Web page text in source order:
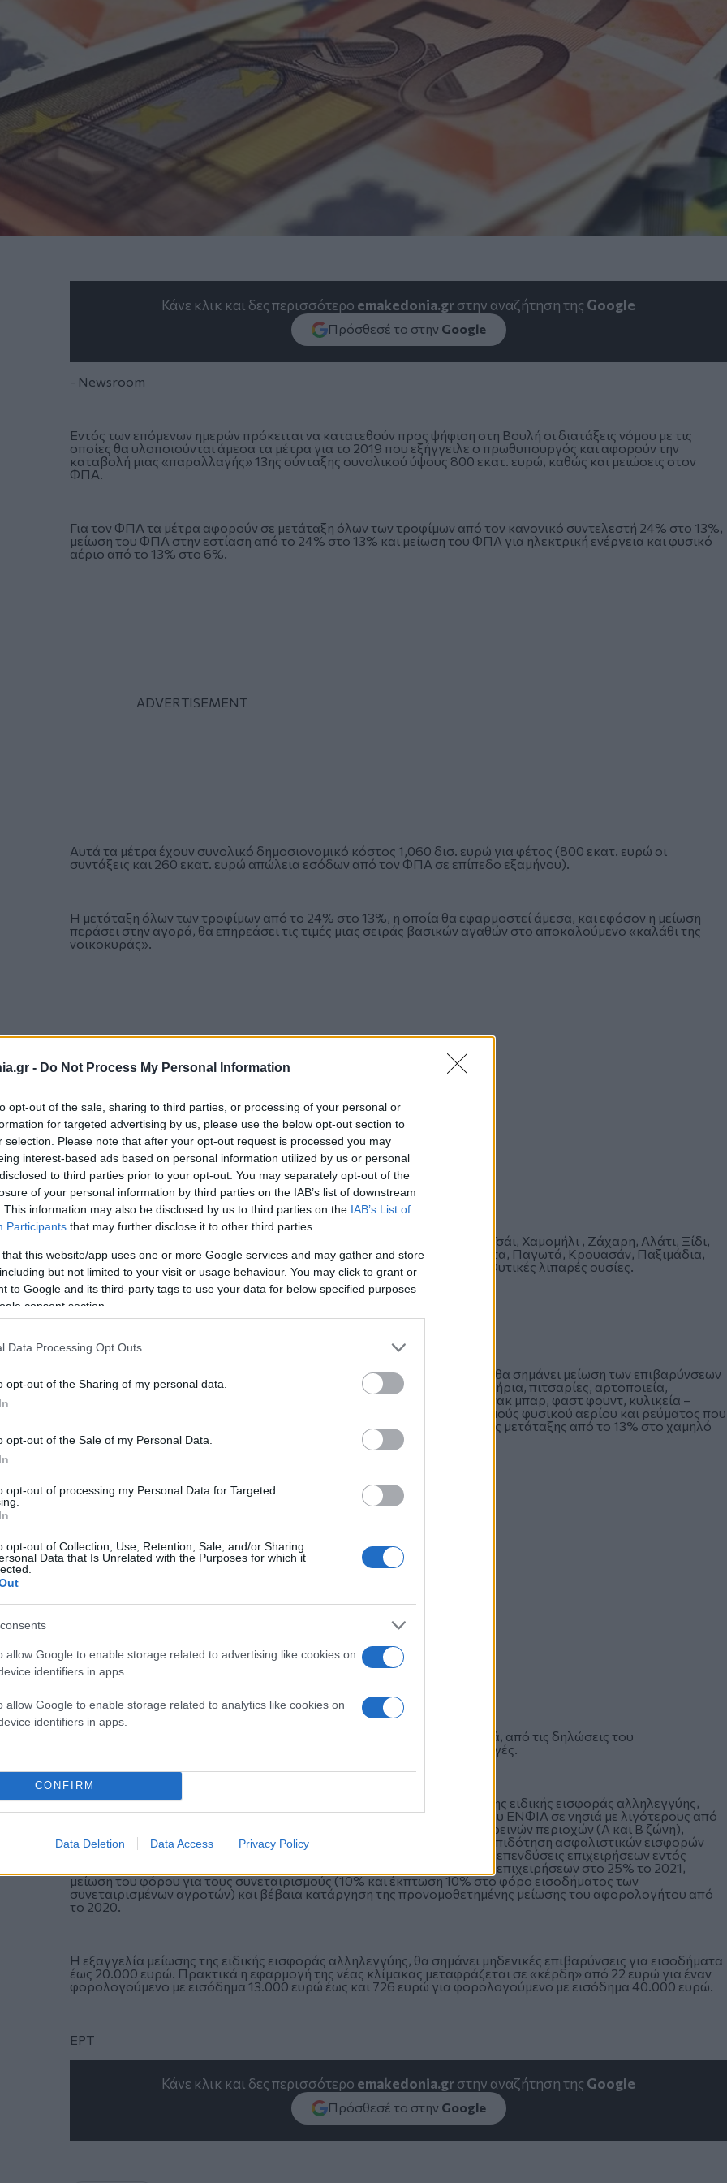
- Do Not Process My Personal Information
opt-out of the sale, sharing to third parties, or processing of your personal or
for targeted advertising by us, please use the below opt-out section to
selection. Please note that after your opt-out request is processed you may
interest-based ads based on personal information utilized by us or personal
to third parties prior to your opt-out. You may separately opt-out of the
of your personal information by third parties on the IAB’s list of downstream
This information may also be disclosed by us to third parties on the IAB’s List of
Participants that may further disclose it to other third parties.
that this website/app uses one or more Google services and may gather and store
but not limited to your visit or usage behaviour. You may click to grant or
to Google and its third-party tags to use your data for below specified purposes
consent section.
Data Processing Opt Outs
opt-out of the Sharing of my personal data.
opt-out of the Sale of my Personal Data.
opt-out of processing my Personal Data for Targeted
opt-out of Collection, Use, Retention, Sale, and/or Sharing
Data that Is Unrelated with the Purposes for which it
allow Google to enable storage related to advertising like cookies on
identifiers in apps.
allow Google to enable storage related to analytics like cookies on
identifiers in apps.
CONFIRM
Data Deletion Data Access Privacy Policy
Κάνε κλικ και δες περισσότερο emakedonia.grστην αναζήτηση της Google
Πρόσθεσέ το στην Google
- Newsroom
Εντός των επόμενων ημερών πρόκειται να κατατεθούν προς ψήφιση στη Βουλή οι διατάξεις νόμου με τις
οποίες θα υλοποιούνται άμεσα τα μέτρα για το 2019 που εξήγγειλε ο πρωθυπουργός και αφορούν την
καταβολή μιας «παραλλαγής» 13ης σύνταξης συνολικού ύψους 800 εκατ. ευρώ, καθώς και μειώσεις στον
ΦΠΑ.
Για τον ΦΠΑ τα μέτρα αφορούν σε μετάταξη όλων των τροφίμων από τον κανονικό συντελεστή 24% στο 13%,
μείωση του ΦΠΑ στην εστίαση από το 24% στο 13% και μείωση του ΦΠΑ για ηλεκτρική ενέργεια και φυσικό
αέριο από το 13% στο 6%.
Αυτά τα μέτρα έχουν συνολικό δημοσιονομικό κόστος 1,060 δισ. ευρώ για φέτος (800 εκατ. ευρώ οι
συντάξεις και 260 εκατ. ευρώ απώλεια εσόδων από τον ΦΠΑ σε επίπεδο εξαμήνου).
Η μετάταξη όλων των τροφίμων από το 24% στο 13%, η οποία θα εφαρμοστεί άμεσα, και εφόσον η μείωση
περάσει στην αγορά, θα επηρεάσει τις τιμές μιας σειράς βασικών αγαθών στο αποκαλούμενο «καλάθι της
νοικοκυράς».
Σήμερα με ΦΠΑ 24% επιβαρύνονται τα εξής προϊόντα: Καφές, Κακάο, Τσάι, Χαμομήλι , Ζάχαρη, Αλάτι, Ξίδι,
Μπαχαρικά, Αλλαντικά, Μαρμελάδες, Σοκολάτες, Γκοφρέτες, Μπισκότα, Παγωτά, Κρουασάν, Παξιμάδια,
Κονσέρβες, Σνακ, Δημητριακά, Ηλιέλαια, Σογιέλαια, Καλαμποκέλαια, Φυτικές λιπαρές ουσίες.
Από τη μετάταξη εξαιρούνται ποτά – ροφήματα- αλκοόλ.
Η μείωση του ΦΠΑ στην εστίαση η οποία επίσης θα εφαρμοστεί άμεσα, θα σημάνει μείωση των επιβαρύνσεων
από το 24% στο 13% για τα προϊόντα τα οποία πωλούνται από οβελιστήρια, πιτσαρίες, αρτοποιεία,
εστιατόρια, ταβέρνες, μεζεδοπωλεία, καφετερίες, ζαχαροπλαστεία, σνακ μπαρ, φαστ φουντ, κυλικεία –
καντίνες κ.ά. ενώ οι καταναλωτές αναμένεται να δουν στους λογαριασμούς φυσικού αερίου και ρεύματος που
θα εκδοθούν από τον Ιούνιο και μετά μείωση επιβαρύνσεων εξαιτίας της μετάταξης από το 13% στο χαμηλό
συντελεστή ΦΠΑ 6%.
Όσον αφορά στα μέτρα που θα εφαρμοστούν από την 1-1-2020 και μετά, από τις δηλώσεις του
πρωθυπουργού προκύπτει πως θα νομοθετηθούν μετά τις εθνικές εκλογές.
Τα μέτρα αυτά των επομένων ετών, μεταξύ άλλων αφορούν σε μείωση της ειδικής εισφοράς αλληλεγγύης,
μείωση του μειωμένου συντελεστή ΦΠΑ από το 13% στο 11%, μείωση του ΕΝΦΙΑ σε νησιά με λιγότερους από
1.000 κατοίκους, ενίσχυση της επιδότησης θέρμανσης για κατοίκους ορεινών περιοχών (Α και Β ζώνη),
έκπτωση από το φόρο εισοδήματος των τόκων στεγαστικών δανείων, επιδότηση ασφαλιστικών εισφορών
νέων εργαζόμενων, αύξηση του συντελεστή αποσβέσεων στο 150% για επενδύσεις επιχειρήσεων εντός
πενταετίας, ταχύτερη μείωση του συντελεστή φορολογίας κερδών των επιχειρήσεων στο 25% το 2021,
μείωση του φόρου για τους συνεταιρισμούς (10% και έκπτωση 10% στο φόρο εισοδήματος των
συνεταιρισμένων αγροτών) και βέβαια κατάργηση της προνομοθετημένης μείωσης του αφορολογήτου από
το 2020.
Η εξαγγελία μείωσης της ειδικής εισφοράς αλληλεγγύης, θα σημάνει μηδενικές επιβαρύνσεις για εισοδήματα
έως 20.000 ευρώ. Πρακτικά η εφαρμογή της νέας κλίμακας μεταφράζεται σε «κέρδη» από 22 ευρώ για έναν
φορολογούμενο με εισόδημα 13.000 ευρώ έως και 726 ευρώ για φορολογούμενο με εισόδημα 40.000 ευρώ.
ΕΡΤ
Κάνε κλικ και δες περισσότερο emakedonia.grστην αναζήτηση της Google
Πρόσθεσέ το στην Google